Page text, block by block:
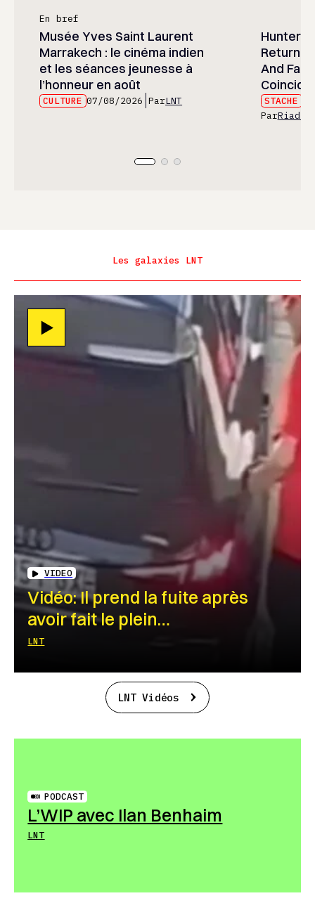
En bref
Musée Yves Saint Laurent
Marrakech : le cinéma indien
et les séances jeunesse à
l’honneur en août
CULTURE 07/08/2026 ParLNT
Hunter
And
STACHE
ParRiad
Les galaxies LNT
VIDEO
Vidéo: Il prend la fuite après
avoir fait le plein…
LNT
LNT Vidéos
PODCAST
L’WIP avec Ilan Benhaim
LNT